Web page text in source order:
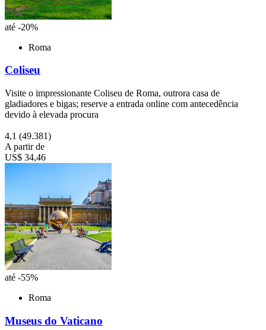
até -20%
Roma
Coliseu
Visite o impressionante Coliseu de Roma, outrora casa de
gladiadores e bigas; reserve a entrada online com antecedência
devido à elevada procura
4,1 (49.381)
A partir de
US$ 34,46
até -55%
Roma
Museus do Vaticano